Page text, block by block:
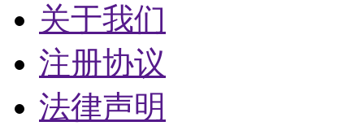
关于我们
注册协议
法律声明